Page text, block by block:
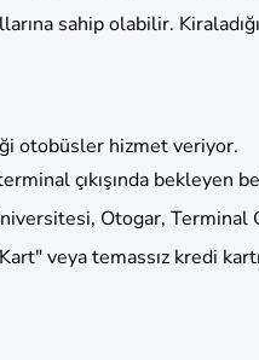
sahip olabilir.
otobüsler hizmet veriyor.
çıkışında bekleyen
Otogar, Terminal
veya temassız kredi